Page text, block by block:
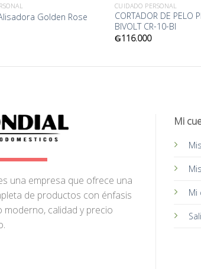
Golden Rose
CUIDADO PERSONAL
CORTADOR DE PELO
BIVOLT CR-10-BI
₲116.000
una empresa que ofrece una
de productos con énfasis
moderno, calidad y precio
Mi
Mi